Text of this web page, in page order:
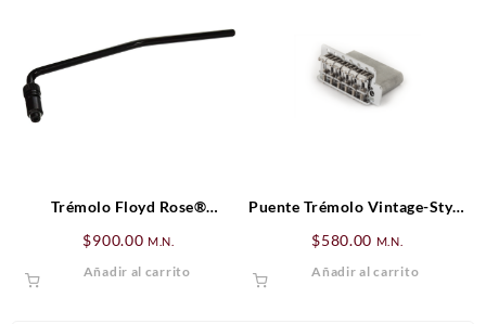
Trémolo Floyd Rose®
$900.00 M.N.
Añadir al carrito
Puente Trémolo Vintage-Style
Presente), Cromado
$580.00 M.N.
Añadir al carrito